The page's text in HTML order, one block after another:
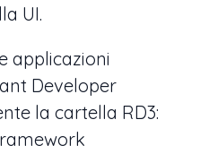
UI.
applicazioni
Developer
la cartella RD3: